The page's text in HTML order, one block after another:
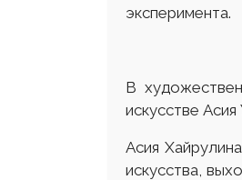
эксперимента.
В
искусстве
Асия
искусства,